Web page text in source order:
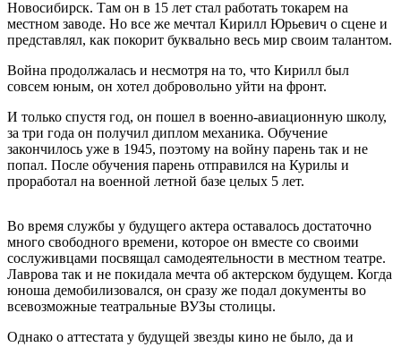
Новосибирск. Там он в 15 лет стал работать токарем на
местном заводе. Но все же мечтал Кирилл Юрьевич о сцене и
представлял, как покорит буквально весь мир своим талантом.
Война продолжалась и несмотря на то, что Кирилл был
совсем юным, он хотел добровольно уйти на фронт.
И только спустя год, он пошел в военно-авиационную школу,
за три года он получил диплом механика. Обучение
закончилось уже в 1945, поэтому на войну парень так и не
попал. После обучения парень отправился на Курилы и
проработал на военной летной базе целых 5 лет.
Во время службы у будущего актера оставалось достаточно
много свободного времени, которое он вместе со своими
сослуживцами посвящал самодеятельности в местном театре.
Лаврова так и не покидала мечта об актерском будущем. Когда
юноша демобилизовался, он сразу же подал документы во
всевозможные театральные ВУЗы столицы.
Однако о аттестата у будущей звезды кино не было, да и